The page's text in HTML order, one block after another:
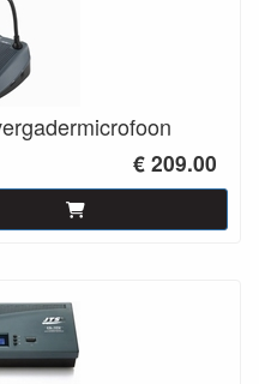
€ 209.00